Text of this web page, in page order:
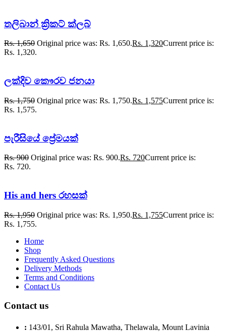
තලිබාන් ක්‍රිකට් ක්ලබ්
Rs.1,650 Original price was: Rs. 1,650.Rs. 1,320Current price is:
Rs. 1,320.
ලක්දිව කෞරව ජනයා
Rs.1,750 Original price was: Rs. 1,750.Rs. 1,575Current price is:
Rs. 1,575.
පැරීසියේ ප්‍රේමයක්
Rs.900 Original price was: Rs. 900.Rs. 720Current price is:
Rs. 720.
His and hers රහසක්
Rs.1,950 Original price was: Rs. 1,950.Rs. 1,755Current price is:
Rs. 1,755.
Home
Shop
Frequently Asked Questions
Delivery Methods
Terms and Conditions
Contact Us
Contact us
: 143/01, Sri Rahula Mawatha, Thelawala, Mount Lavinia